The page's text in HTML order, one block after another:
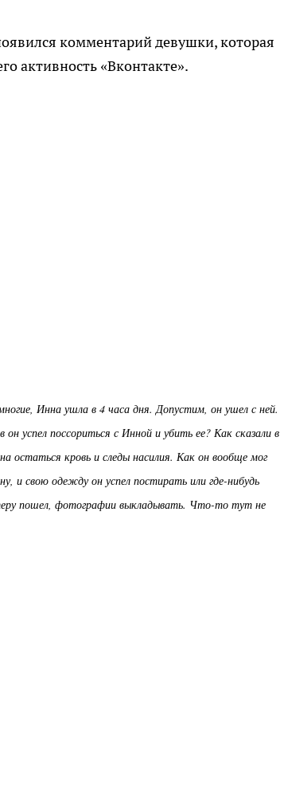
комментарий девушки, которая
активность «Вконтакте».
Инна ушла в 4 часа дня. Допустим, он ушел с ней.
успел поссориться с Инной и убить ее? Как сказали в
остаться кровь и следы насилия. Как он вообще мог
и свою одежду он успел постирать или где-нибудь
пошел, фотографии выкладывать. Что-то тут не